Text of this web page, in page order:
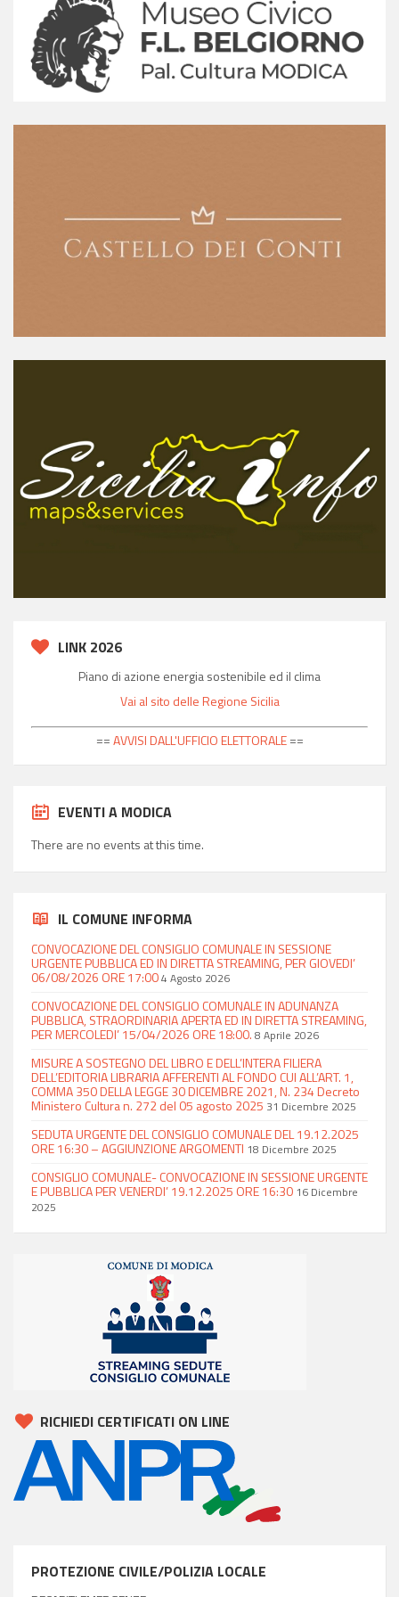
LINK 2026
Piano di azione energia sostenibile ed il clima
Vai al sito delle Regione Sicilia
==AVVISI DALL'UFFICIO ELETTORALE==
EVENTI A MODICA
There are no events at this time.
IL COMUNE INFORMA
CONVOCAZIONE DEL CONSIGLIO COMUNALE IN SESSIONE
URGENTE PUBBLICA ED IN DIRETTA STREAMING, PER GIOVEDI’
06/08/2026 ORE 17:004 Agosto 2026
CONVOCAZIONE DEL CONSIGLIO COMUNALE IN ADUNANZA
PUBBLICA, STRAORDINARIA APERTA ED IN DIRETTA STREAMING,
PER MERCOLEDI’ 15/04/2026 ORE 18:00. 8 Aprile 2026
MISURE A SOSTEGNO DEL LIBRO E DELL’INTERA FILIERA
DELL’EDITORIA LIBRARIA AFFERENTI AL FONDO CUI ALL’ART. 1,
COMMA 350 DELLA LEGGE 30 DICEMBRE 2021, N. 234 Decreto
Ministero Cultura n. 272 del 05 agosto 2025 31 Dicembre 2025
SEDUTA URGENTE DEL CONSIGLIO COMUNALE DEL 19.12.2025
ORE 16:30 – AGGIUNZIONE ARGOMENTI 18 Dicembre 2025
CONSIGLIO COMUNALE- CONVOCAZIONE IN SESSIONE URGENTE
E PUBBLICA PER VENERDI’ 19.12.2025 ORE 16:30 16 Dicembre
2025
RICHIEDI CERTIFICATI ON LINE
PROTEZIONE CIVILE/POLIZIA LOCALE